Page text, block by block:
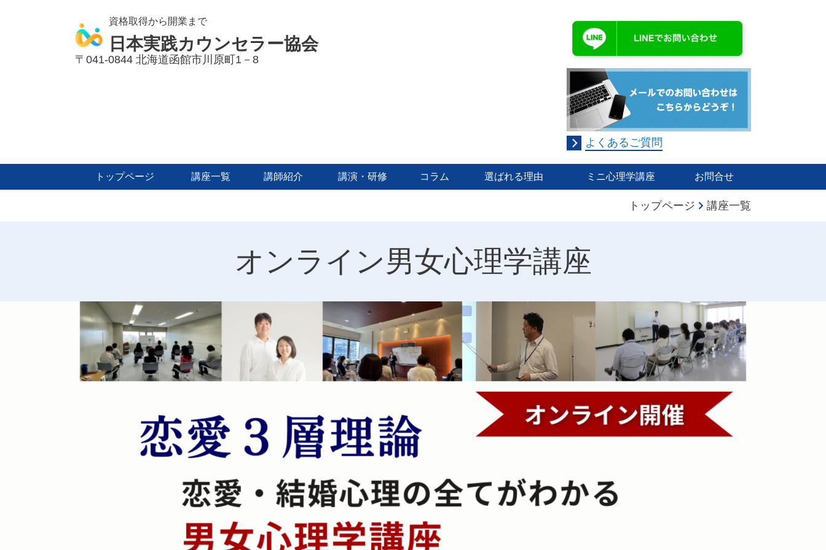
資格取得から開業まで
日本実践カウンセラー協会
〒041-0844 北海道函館市川原町1－8
よくあるご質問
トップページ 講座一覧 講師紹介 講演・研修 コラム 選ばれる理由 ミニ心理学講座 お問合せ
トップページ 講座一覧
オンライン男女心理学講座